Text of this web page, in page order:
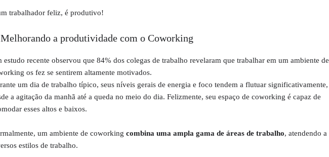
trabalhador feliz, é produtivo!
a produtividade com o Coworking
estudo recente observou que 84% dos colegas de trabalho revelaram que trabalhar em um ambiente de
os fez se sentirem altamente motivados.
um dia de trabalho típico, seus níveis gerais de energia e foco tendem a flutuar significativamente,
a agitação da manhã até a queda no meio do dia. Felizmente, seu espaço de coworking é capaz de
esses altos e baixos.
um ambiente de coworking combina uma ampla gama de áreas de trabalho, atendendo a
estilos de trabalho.